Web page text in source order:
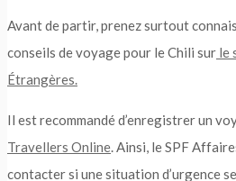
Avant de partir, prenez surtout
conseils de voyage pour le Chili sur le
Étrangères.
Il est recommandé d’enregistrer un
Travellers Online. Ainsi, le SPF
contacter si une situation d’urgence